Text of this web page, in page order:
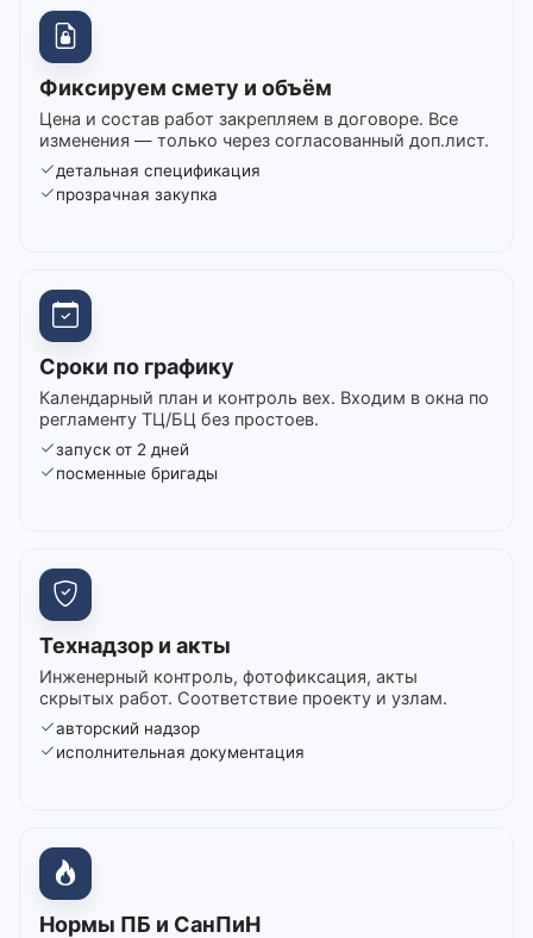
Фиксируем смету и объём
Цена и состав работ закрепляем в договоре. Все
изменения — только через согласованный доп.лист.
детальная спецификация
прозрачная закупка
Сроки по графику
Календарный план и контроль вех. Входим в окна по
регламенту ТЦ/БЦ без простоев.
запуск от 2 дней
посменные бригады
Технадзор и акты
Инженерный контроль, фотофиксация, акты
скрытых работ. Соответствие проекту и узлам.
авторский надзор
исполнительная документация
Нормы ПБ и СанПиН